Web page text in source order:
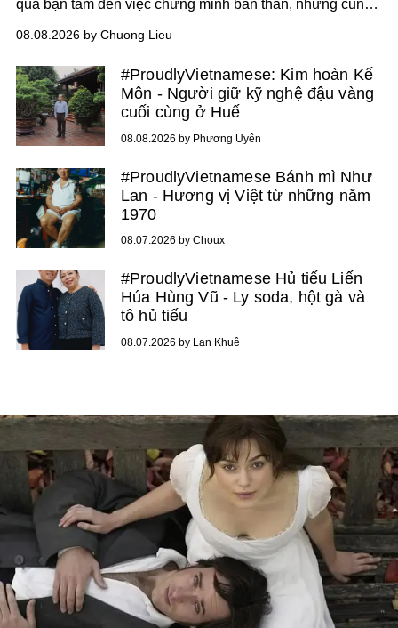
quá bận tâm đến việc chứng minh bản thân, nhưng cũng
phim điện ảnh trong nửa đầu 2026 đến hành trình trở lại
vớiRunning Man Vietnam , nam diễn viên nhìn công việc
bằng một tâm thế điềm tĩnh hơn. Anh tiếp tục học hỏi, trau
dồi và chờ đợi những vai diễn đủ sức đưa mình đến
những vùng đất mới. Ở tuổi ngoài 30, điều anh theo đuổi
tiến về phía trước.
08.08.2026 by Chuong Lieu
#ProudlyVietnamese: Kim hoàn Kế
Môn - Người giữ kỹ nghệ đậu vàng
cuối cùng ở Huế
08.08.2026 by Phương Uyên
#ProudlyVietnamese Bánh mì Như
Lan - Hương vị Việt từ những năm
1970
08.07.2026 by Choux
#ProudlyVietnamese Hủ tiếu Liến
Húa Hùng Vũ - Ly soda, hột gà và
tô hủ tiếu
08.07.2026 by Lan Khuê